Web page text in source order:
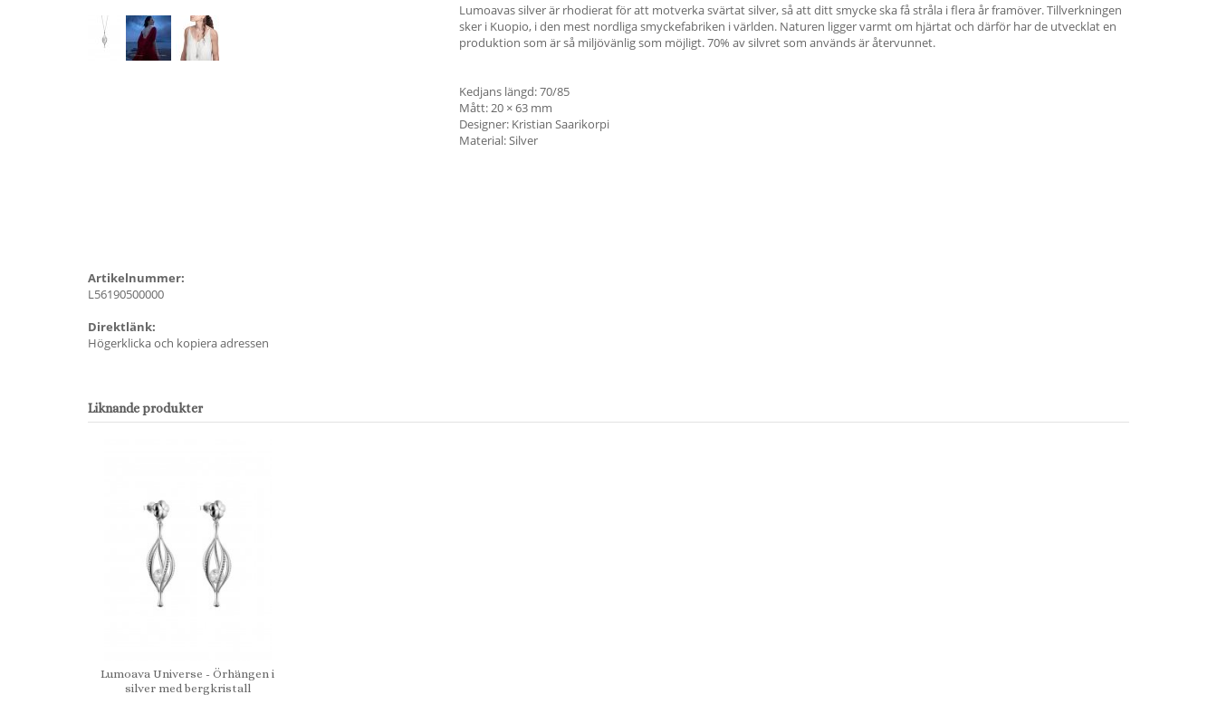
Lumoavas silver är rhodierat för att motverka svärtat silver, så att ditt smycke ska få stråla i flera år framöver. Tillverkningen
sker i Kuopio, i den mest nordliga smyckefabriken i världen. Naturen ligger varmt om hjärtat och därför har de utvecklat en
produktion som är så miljövänlig som möjligt. 70% av silvret som används är återvunnet.
Kedjans längd: 70/85
Mått: 20 × 63 mm
Designer: Kristian Saarikorpi
Material: Silver
Artikelnummer:
L56190500000
Direktlänk:
Högerklicka och kopiera adressen
Liknande produkter
Lumoava Universe - Örhängen i
silver med bergkristall